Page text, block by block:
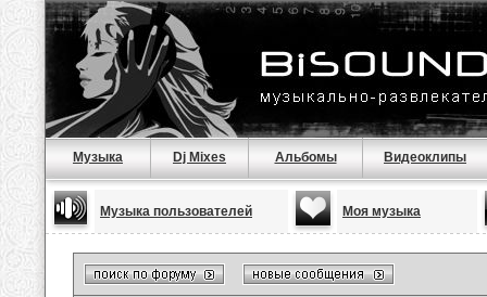
Музыка Dj Mixes Альбомы Видеоклипы
Музыка пользователей Моя музыка